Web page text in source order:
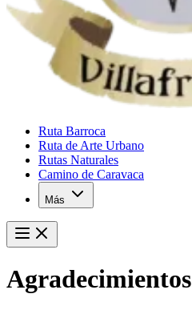
Ruta Barroca
Ruta de Arte Urbano
Rutas Naturales
Camino de Caravaca
Más
Agradecimientos